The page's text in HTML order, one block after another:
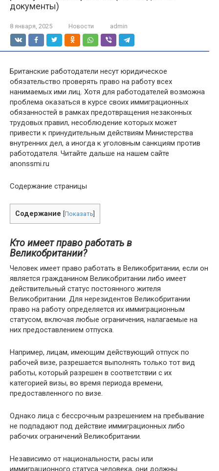
документы)
8 января, 2025 Новости admin
Британские работодатели несут юридическое
обязательство проверять право на работу всех
нанимаемых ими лиц. Хотя для работодателей возможна
проблема оказаться в курсе своих иммиграционных
обязанностей в рамках предотвращения незаконных
трудовых правил, несоблюдение которых может
привести к принудительным действиям Министерства
внутренних дел, а иногда к уголовным санкциям против
работодателя. Читайте дальше на нашем сайте
anonssmi.ru
Содержание страницы
Содержание Показать
Кто имеет право работать в
Великобритании?
Человек имеет право работать в Великобритании, если он
является гражданином Великобритании либо имеет
действительный статус постоянного жителя
Великобритании. Для нерезидентов Великобритании
право на работу определяется их иммиграционным
статусом, включая любые ограничения, налагаемые на
них предоставлением отпуска.
Например, лицам, имеющим действующий отпуск по
рабочей визе, разрешается выполнять только тот вид
работы, который разрешен в соответствии с их
категорией визы, во время периода времени,
предоставленного по визе.
Однако лица с бессрочным разрешением на пребывание
не подпадают под действие иммиграционных либо
рабочих ограничений Великобритании.
Независимо от национальности, расы или
иммиграционного статуса человека, они должны